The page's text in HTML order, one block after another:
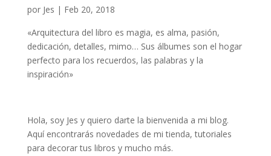
por Jes | Feb 20, 2018
«Arquitectura del libro es magia, es alma, pasión,
dedicación, detalles, mimo… Sus álbumes son el hogar
perfecto para los recuerdos, las palabras y la
inspiración»
Hola, soy Jes y quiero darte la bienvenida a mi blog.
Aquí encontrarás novedades de mi tienda, tutoriales
para decorar tus libros y mucho más.